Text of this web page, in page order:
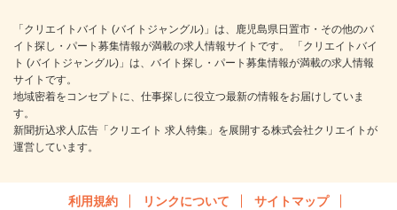
「クリエイトバイト (バイトジャングル)」は、鹿児島県日置市・その他のバ
イト探し・パート募集情報が満載の求人情報サイトです。 「クリエイトバイ
ト (バイトジャングル)」は、バイト探し・パート募集情報が満載の求人情報
サイトです。
地域密着をコンセプトに、仕事探しに役立つ最新の情報をお届けしていま
す。
新聞折込求人広告「クリエイト 求人特集」を展開する株式会社クリエイトが
運営しています。
利用規約 リンクについて サイトマップ